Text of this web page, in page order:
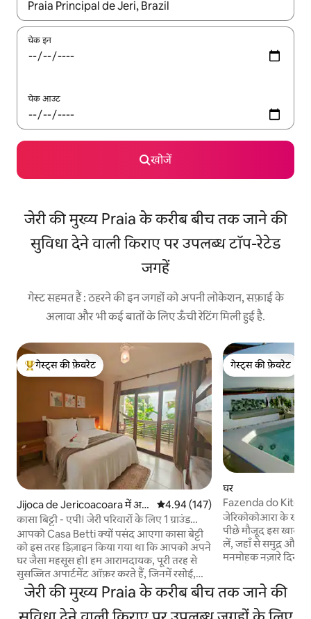
नतीजों के उपलब्ध होने पर, अप और डाउन 'ऐरो की' का इस्तेमाल करके नेविगेट
चेक इन
चेक आउट
खोजें
जेरी की मुख्य Praia के करीब बीच तक जाने की
सुविधा देने वाली किराए पर उपलब्ध टॉप-रेटेड
जगहें
गेस्ट सहमत हैं : ठहरने की इन जगहों को अपनी लोकेशन, सफ़ाई के
अलावा और भी कई बातों के लिए ऊँची रेटिंग मिली हुई है.
गेस्ट्स का टॉप फ़ेवरेट
गेस्ट्स की फ़ेवरेट
Jijoca de Jericoacoara में अ
पार्टमेंट
औसत रेटिंग 5 में से 4.94, 147 समीक्षाएँ
4.94 (147)
कासा बिट्टी - एपी। जेरी परिवारों के लिए 1 ग्राउंड
फ़्लोर आदर्श
आपको Casa Betti क्यों पसंद आएगा कासा बेट्टी
को इस तरह डिज़ाइन किया गया था कि आपको अपने
घर जैसा महसूस हो। हम आरामदायक, पूरी तरह से
सुसज्जित अपार्टमेंट ऑफ़र करते हैं, जिनमें रसोई,
बालकनी, स्मार्ट टीवी, स्विमिंग पूल, बगीचा, बारबेक्यू
की जगह है और जो गाँव के केंद्र के करीब एक शांत
लोकेशन पर मौजूद हैं। हमें स्थानीय सुझावों, एयरपोर्ट
गेस्ट्स की फ़ेवरेट
गेस्ट्स की फ़ेवरेट
घर
Fazenda do Kite:
का नज़ारा !
जेरिकोकोआरा के
पीछे मौजूद इस खास
लें, जहाँ से समुद्र और
मनमोहक नज़ारे दिखाई देते हैं। इस घर
सुइट में एक सेफ़ और
आराम सुनिश्चित करता है। रूफ़टॉप टेरेस में
बार्बेक्यू, हैमॉक और
जेरी की मुख्य Praia के करीब बीच तक जाने की